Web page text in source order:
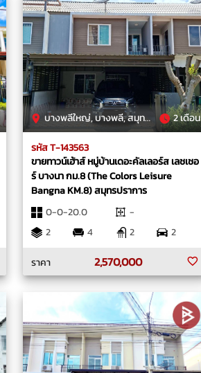
บางพลีใหญ่, บางพลี, สมุทรปราการ 2 เดือน
รหัส T-143563
ขายทาวน์เฮ้าส์ หมู่บ้านเดอะคัลเลอร์ส เลชเชอ
ร์ บางนา กม.8 (The Colors Leisure
Bangna KM.8) สมุทรปราการ
0-0-20.0
-
2
4 2
2
ราคา
2,570,000